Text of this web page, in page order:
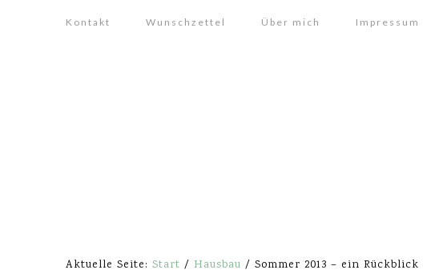
Kontakt Wunschzettel Über mich Impressum
Aktuelle Seite: Start / Hausbau / Sommer 2013 – ein Rückblick